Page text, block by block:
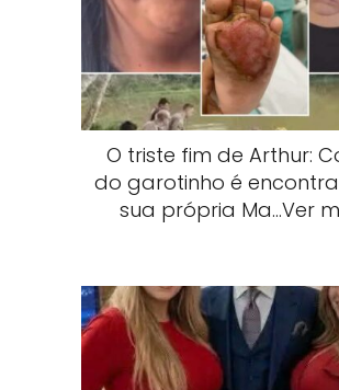
O triste fim de Arthur:
do garotinho é
sua própria Ma…Ver